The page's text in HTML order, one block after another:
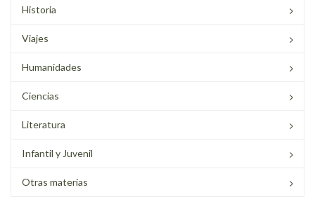
Historia
Viajes
Humanidades
Ciencias
Literatura
Infantil y Juvenil
Otras materias